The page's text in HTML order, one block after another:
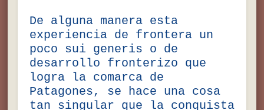
De alguna manera esta
experiencia de frontera un
poco sui generis o de
desarrollo fronterizo que
logra la comarca de
Patagones, se hace una cosa
tan singular que la conquista